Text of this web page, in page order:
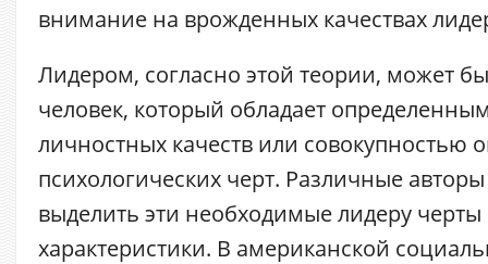
внимание на врожденных качествах
Лидером, согласно этой теории, может
человек, который обладает
личностных качеств или совокупностью
психологических черт. Различные
выделить эти необходимые лидеру
характеристики. В американской